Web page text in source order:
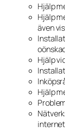
Hjälp
Hjälp
även
Hjälp
Hjälp